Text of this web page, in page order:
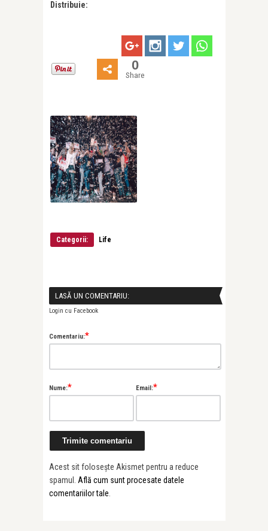
Distribuie:
0
Share
Categorii: Life
LASĂ UN COMENTARIU:
Login cu Facebook
Comentariu:*
Nume:* Email:*
Acest sit folosește Akismet pentru a reduce
spamul. Află cum sunt procesate datele
comentariilor tale